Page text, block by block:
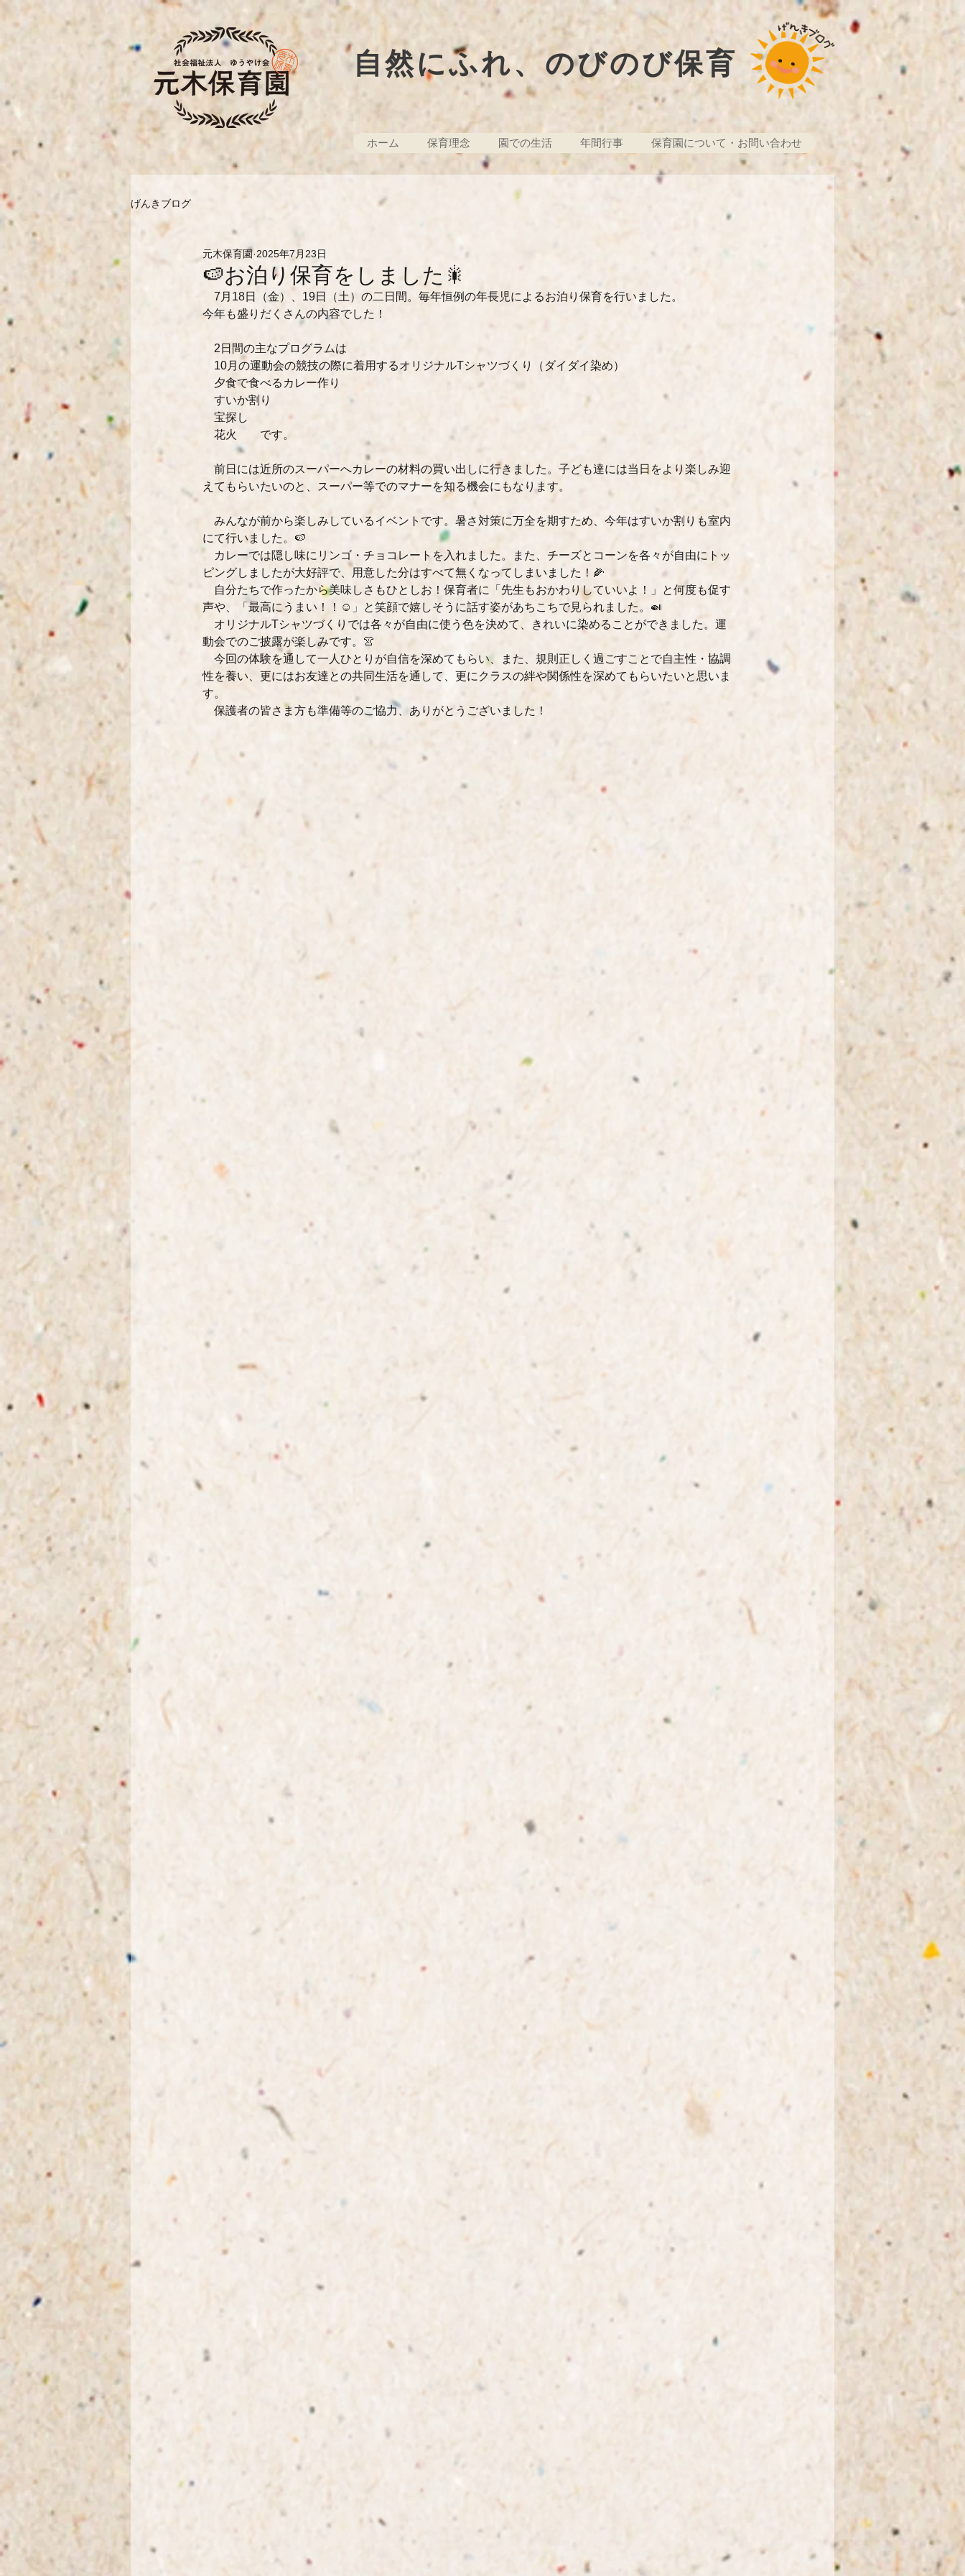
自然にふれ、のびのび保育
ホーム 保育理念 園での生活 年間行事 保育園について・お問い合わせ
げんきブログ
🍉お泊り保育をしました🎇
元木保育園 2025年7月23日
7月18日（金）、19日（土）の二日間。毎年恒例の年長児によるお泊り保育を行いました。
今年も盛りだくさんの内容でした！
2日間の主なプログラムは
10月の運動会の競技の際に着用するオリジナルTシャツづくり（ダイダイ染め）
夕食で食べるカレー作り
すいか割り
宝探し
花火　　です。
前日には近所のスーパーへカレーの材料の買い出しに行きました。子ども達には当日をより楽しみ迎
えてもらいたいのと、スーパー等でのマナーを知る機会にもなります。
みんなが前から楽しみしているイベントです。暑さ対策に万全を期すため、今年はすいか割りも室内
にて行いました。🍉
カレーでは隠し味にリンゴ・チョコレートを入れました。また、チーズとコーンを各々が自由にトッ
ピングしましたが大好評で、用意した分はすべて無くなってしまいました！🌽
自分たちで作ったから美味しさもひとしお！保育者に「先生もおかわりしていいよ！」と何度も促す
声や、「最高にうまい！！☺」と笑顔で嬉しそうに話す姿があちこちで見られました。🍛
オリジナルTシャツづくりでは各々が自由に使う色を決めて、きれいに染めることができました。運
動会でのご披露が楽しみです。👚
今回の体験を通して一人ひとりが自信を深めてもらい、また、規則正しく過ごすことで自主性・協調
性を養い、更にはお友達との共同生活を通して、更にクラスの絆や関係性を深めてもらいたいと思いま
す。
保護者の皆さま方も準備等のご協力、ありがとうございました！